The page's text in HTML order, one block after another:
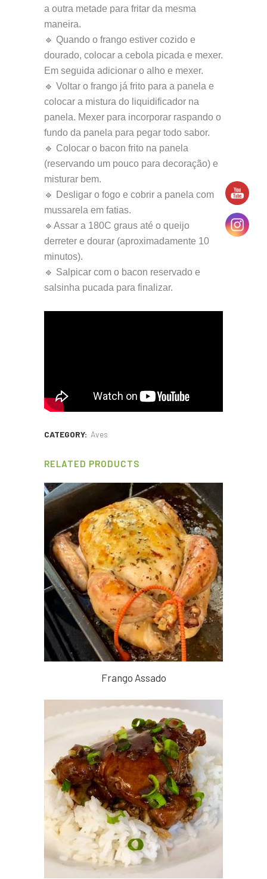
a outra metade para fritar da mesma
maneira.
🔹 Quando o frango estiver cozido e
dourado, colocar a cebola picada e mexer.
Em seguida adicionar o alho e mexer.
🔹 Voltar o frango já frito para a panela e
colocar a mistura do liquidificador na
panela. Mexer para incorporar raspando o
fundo da panela para pegar todo sabor.
🔹 Colocar o bacon frito na panela
(reservando um pouco para decoração) e
misturar bem.
🔹 Desligar o fogo e cobrir a panela com
mussarela em fatias.
🔹Assar a 180C graus até o queijo
derreter e dourar (aproximadamente 10
minutos).
🔹 Salpicar com o bacon reservado e
salsinha pucada para finalizar.
CATEGORY: Aves
RELATED PRODUCTS
Frango Assado